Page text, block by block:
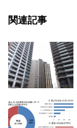
関連記事